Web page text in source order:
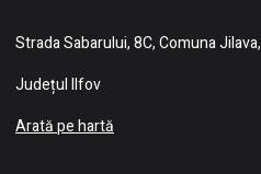
Strada Sabarului, 8C, Comuna Jilava,
Județul Ilfov
Arată pe hartă